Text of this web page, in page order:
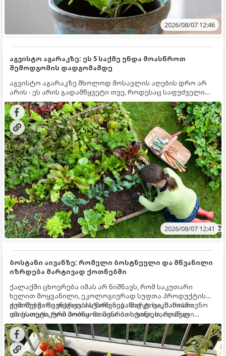
2026/08/07 12:46
აგვისტო აგარაკზე: ეს 5 საქმე უნდა მოასწროთ
შემოდგომის დადგომამდე
აგვისტო აგარაკზე მხოლოდ მოსავლის აღების დრო არ
არის - ეს არის გადამწყვეტი თვე, როდესაც საფუძველი
ეყრება მომავალი წლის მოსავალს და ბაღი მზადდება
შემოდგომა-ზამთრის სეზონისთვის. იმისათვის, რომ
ნიადაგმა ენერგია აღიდგინოს, ხოლო მცენარეებმა
ზამთარს გაუძლონ, აგვისტოს ბოლომდე 5
მნიშვნელოვანი საქმის გაკეთება უნდა მოასწროთ:
2026/08/07 12:41
ბოსტანი აივანზე: რომელი ბოსტნეული და მწვანილი
იზრდება მარტივად ქოთნებში
ქალაქში ცხოვრება იმას არ ნიშნავს, რომ საკუთარი
ხელით მოყვანილი, ეკოლოგიურად სუფთა პროდუქტის
გემოზე უარი თქვათ. პატარა აივანიც კი საკმარისია
იმისათვის, რომ მოიწყოთ მინი-ბოსტანი, საიდანაც
ყოველდღიურად ახალ, არომატულ მწვანილსა და
ბოსტნეულს მოკრეფთ.
ქოთნებში მცენარეების მოშენება მარტივი, სასიამოვნო
და ესთეტიკური ჰობია. მთავარია იცოდეთ, რომელი
კულტურები ეგუებიან ქოთნის პირობებს ყველაზე კარგად
და როგორ მოუაროთ მათ სწორად.